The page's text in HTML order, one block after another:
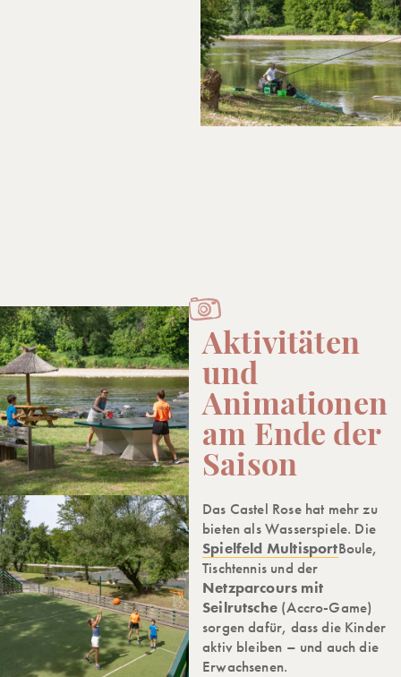
Aktivitäten
und
Animationen
am Ende der
Saison
Das Castel Rose hat mehr zu
bieten als Wasserspiele. Die
Spielfeld MultisportBoule,
Tischtennis und der
Netzparcours mit
Seilrutsche (Accro-Game)
sorgen dafür, dass die Kinder
aktiv bleiben – und auch die
Erwachsenen.